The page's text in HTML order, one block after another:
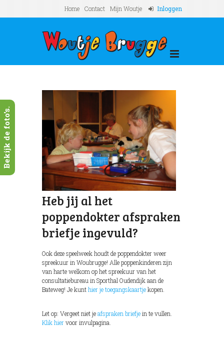
Home Contact Mijn Woutje Inloggen
Heb jij al het
poppendokter afspraken
briefje ingevuld?
Ook deze speelweek houdt de poppendokter weer
spreekuur in Woubrugge! Alle poppenkinderen zijn
van harte welkom op het spreekuur van het
consultatiebureau in Sporthal Oudendijk aan de
Bateweg! Je kunthier je toegangskaartjekopen.
Let op: Vergeet niet jeafspraken briefjein te vullen.
Klik hiervoor invulpagina.
Bekijk de foto's.